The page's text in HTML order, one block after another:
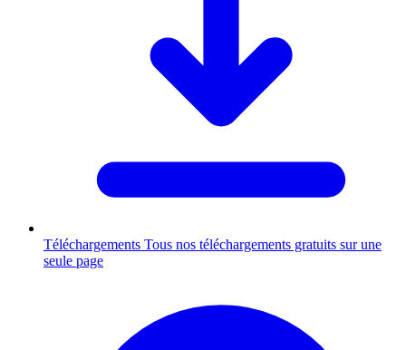
Téléchargements Tous nos téléchargements gratuits sur une
seule page